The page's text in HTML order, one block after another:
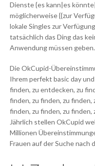
Dienste {es kann|es
möglicherweise {{zur
lokale Singles zur
tatsächlich das Ding das
Anwendung müssen geben.
Die OkCupid-
Ihrem perfekt basic day
finden, zu entdecken, zu
finden, zu finden, zu finden,
finden, zu finden, zu
Jährlich stellen OkCupid
Millionen
Frauen auf der Suche nach